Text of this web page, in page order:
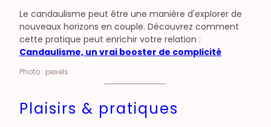
Le candaulisme peut être une manière d'explorer de
nouveaux horizons en couple. Découvrez comment
cette pratique peut enrichir votre relation :
Candaulisme, un vrai booster de complicité
Photo : pexels
Plaisirs & pratiques